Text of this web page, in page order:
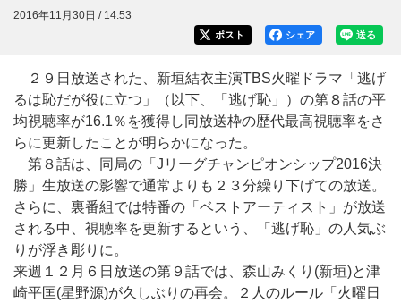
2016年11月30日 / 14:53
送る
シェア
ポスト
２９日放送された、新垣結衣主演TBS火曜ドラマ「逃げ
るは恥だが役に立つ」（以下、「逃げ恥」）の第８話の平
均視聴率が16.1％を獲得し同放送枠の歴代最高視聴率をさ
らに更新したことが明らかになった。
第８話は、同局の「Jリーグチャンピオンシップ2016決
勝」生放送の影響で通常よりも２３分繰り下げての放送。
さらに、裏番組では特番の「ベストアーティスト」が放送
される中、視聴率を更新するという、「逃げ恥」の人気ぶ
りが浮き彫りに。
来週１２月６日放送の第９話では、森山みくり(新垣)と津
崎平匡(星野源)が久しぶりの再会。２人のルール「火曜日